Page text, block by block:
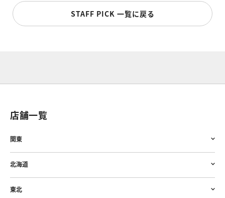
STAFF PICK 一覧に戻る
店舗一覧
関東
北海道
東北